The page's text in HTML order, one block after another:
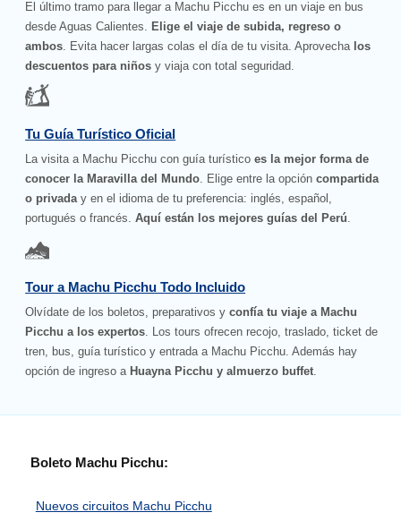
El último tramo para llegar a Machu Picchu es en un viaje en bus
desde Aguas Calientes. Elige el viaje de subida, regreso o
ambos . Evita hacer largas colas el día de tu visita. Aprovecha los
descuentos para niños y viaja con total seguridad.
Tu Guía Turístico Oficial
La visita a Machu Picchu con guía turístico es la mejor forma de
conocer la Maravilla del Mundo. Elige entre la opcióncompartida
o privaday en el idioma de tu preferencia: inglés, español,
portugués o francés.Aquí están los mejores guías del Perú.
Tour a Machu Picchu Todo Incluido
Olvídate de los boletos, preparativos yconfía tu viaje a Machu
Picchu a los expertos. Los tours ofrecen recojo, traslado, ticket de
tren, bus, guía turístico y entrada a Machu Picchu. Además hay
opción de ingreso a Huayna Picchu y almuerzo buffet.
Boleto Machu Picchu:
Nuevos circuitos Machu Picchu